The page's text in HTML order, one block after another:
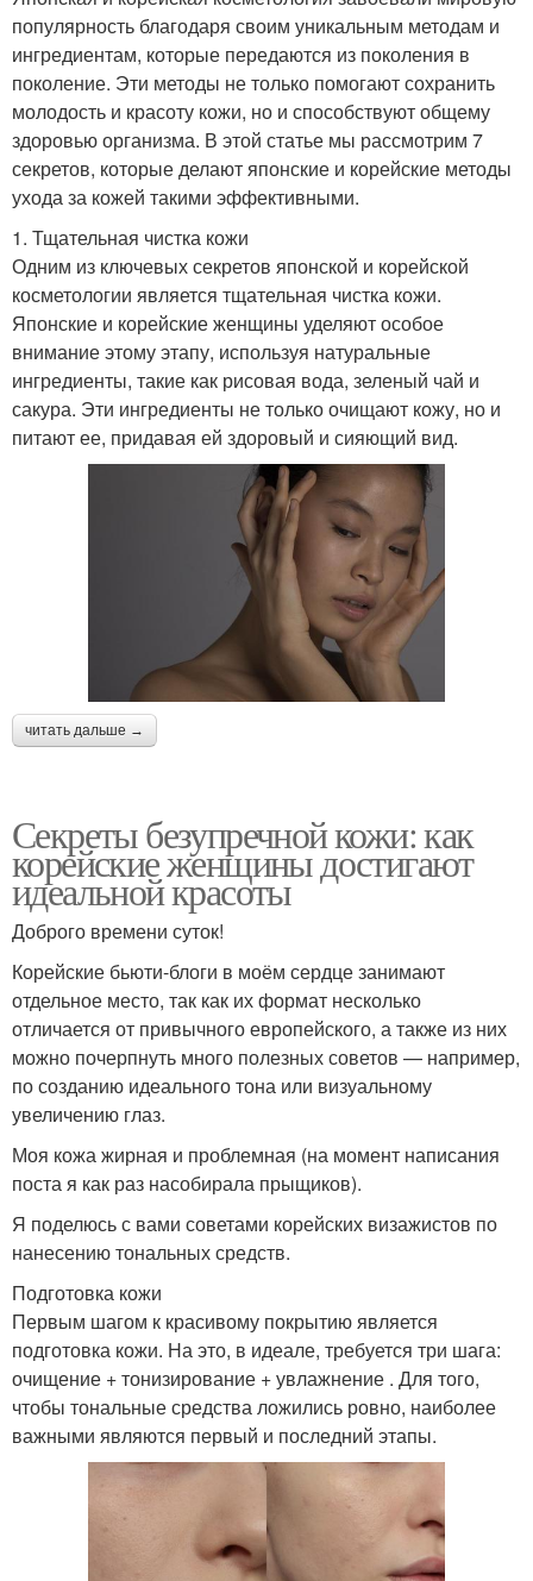
популярность благодаря своим уникальным методам и
ингредиентам, которые передаются из поколения в
поколение. Эти методы не только помогают сохранить
молодость и красоту кожи, но и способствуют общему
здоровью организма. В этой статье мы рассмотрим 7
секретов, которые делают японские и корейские методы
ухода за кожей такими эффективными.
1. Тщательная чистка кожи
Одним из ключевых секретов японской и корейской
косметологии является тщательная чистка кожи.
Японские и корейские женщины уделяют особое
внимание этому этапу, используя натуральные
ингредиенты, такие как рисовая вода, зеленый чай и
сакура. Эти ингредиенты не только очищают кожу, но и
питают ее, придавая ей здоровый и сияющий вид.
читать дальше →
Секреты безупречной кожи: как
корейские женщины достигают
идеальной красоты
Доброго времени суток!
Корейские бьюти-блоги в моём сердце занимают
отдельное место, так как их формат несколько
отличается от привычного европейского, а также из них
можно почерпнуть много полезных советов — например,
по созданию идеального тона или визуальному
увеличению глаз.
Моя кожа жирная и проблемная (на момент написания
поста я как раз насобирала прыщиков).
Я поделюсь с вами советами корейских визажистов по
нанесению тональных средств.
Подготовка кожи
Первым шагом к красивому покрытию является
подготовка кожи. На это, в идеале, требуется три шага:
очищение + тонизирование + увлажнение . Для того,
чтобы тональные средства ложились ровно, наиболее
важными являются первый и последний этапы.